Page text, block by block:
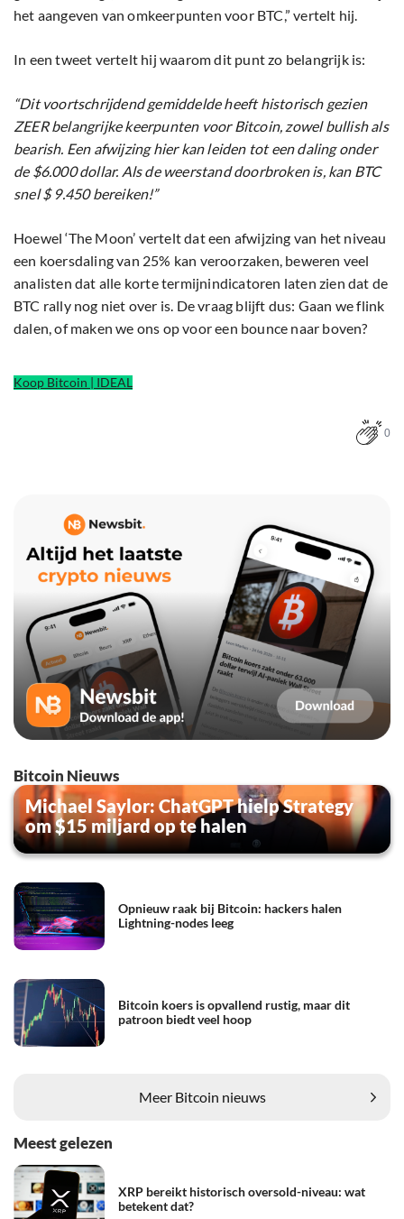
het aangeven van omkeerpunten voor BTC,” vertelt hij.
In een tweet vertelt hij waarom dit punt zo belangrijk is:
“Dit voortschrijdend gemiddelde heeft historisch gezien
ZEER belangrijke keerpunten voor Bitcoin, zowel bullish als
bearish. Een afwijzing hier kan leiden tot een daling onder
de $6.000 dollar. Als de weerstand doorbroken is, kan BTC
snel $ 9.450 bereiken!”
Hoewel ‘The Moon’ vertelt dat een afwijzing van het niveau
een koersdaling van 25% kan veroorzaken, beweren veel
analisten dat alle korte termijnindicatoren laten zien dat de
BTC rally nog niet over is. De vraag blijft dus: Gaan we flink
dalen, of maken we ons op voor een bounce naar boven?
Koop Bitcoin | IDEAL
0
Bitcoin Nieuws
Michael Saylor: ChatGPT hielp Strategy
om $15 miljard op te halen
Opnieuw raak bij Bitcoin: hackers halen
Lightning-nodes leeg
Bitcoin koers is opvallend rustig, maar dit
patroon biedt veel hoop
Meer Bitcoin nieuws
Meest gelezen
XRP bereikt historisch oversold-niveau: wat
betekent dat?